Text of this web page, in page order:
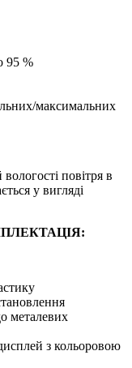
95 %
максимальних
повітря в
у вигляді
металевих
з кольоровою